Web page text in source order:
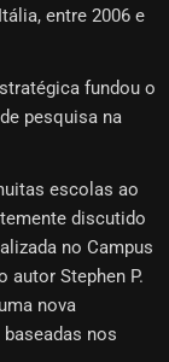
entre 2006 e
fundou o
pesquisa na
escolas ao
discutido
no Campus
autor Stephen P.
nova
nos